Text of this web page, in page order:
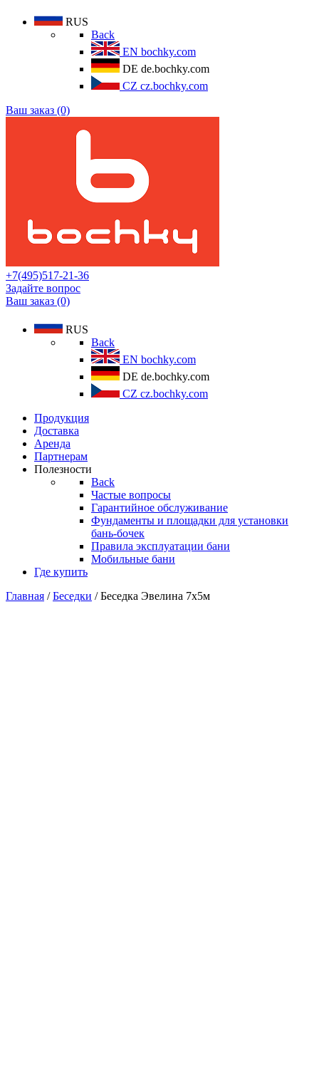
RUS
Back
EN bochky.com
DE de.bochky.com
CZ cz.bochky.com
Ваш заказ (0)
+7(495)517-21-36
Задайте вопрос
Ваш заказ (0)
RUS
Back
EN bochky.com
DE de.bochky.com
CZ cz.bochky.com
Продукция
Доставка
Аренда
Партнерам
Полезности
Back
Частые вопросы
Гарантийное обслуживание
Фундаменты и площадки для установки
бань-бочек
Правила эксплуатации бани
Мобильные бани
Где купить
Главная /Беседки / Беседка Эвелина 7х5м